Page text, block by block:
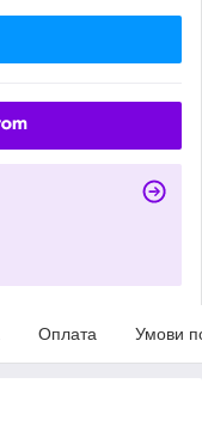
Оплата Умови